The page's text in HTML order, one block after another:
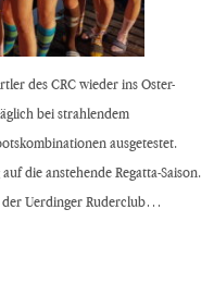
des CRC wieder ins Oster-
bei strahlendem
ausgetestet.
die anstehende Regatta-Saison.
der Uerdinger Ruderclub…